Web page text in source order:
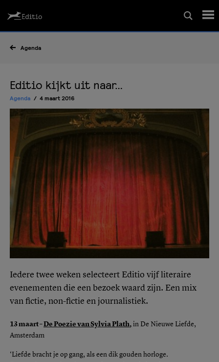
Wedstrijd
Editio Producties
Agenda
Editio kijkt uit naar…
Agenda 4 maart 2016
Iedere twee weken selecteert Editio vijf literaire
evenementen die een bezoek waard zijn. Een mix
van fictie, non-fictie en journalistiek.
13 maart –De Poezie van Sylvia Plath, in De Nieuwe Liefde,
Amsterdam
‘Liefde bracht je op gang, als een dik gouden horloge.